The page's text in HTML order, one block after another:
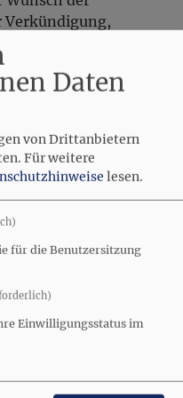
Verkündigung,
werden. Diese
aufgelöst werden.
nicht möglich, kann
Begleitung
sich ein Mensch
ist der Trost, den
der
Ungetaufte
frühverstorbene
nicht mehr möglich
Anrecht darauf,
der Feier
gehören die Lieder
Daten
von Drittanbietern
Für weitere
lesen.
für die Benutzersitzung
Einwilligungsstatus im